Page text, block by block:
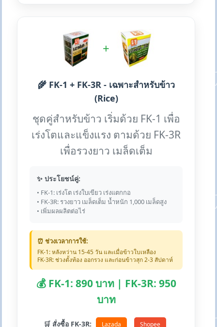
+
🌾 FK-1 + FK-3R - เฉพาะสำหรับข้าว
(Rice)
ชุดคู่สำหรับข้าว เริ่มด้วย FK-1 เพื่อ
เร่งโตและแข็งแรง ตามด้วย FK-3R
เพื่อรวงยาว เมล็ดเต็ม
✨ ประโยชน์คู่:
• FK-1: เร่งโต เร่งใบเขียว เร่งแตกกอ
• FK-3R: รวงยาว เมล็ดเต็ม น้ำหนัก 1,000 เมล็ดสูง
• เพิ่มผลผลิตต่อไร่
⏰ ช่วงเวลาการใช้:
FK-1: หลังหว่าน 15-45 วัน และเมื่อข้าวใบเหลือง
FK-3R: ช่วงตั้งท้อง ออกรวง และก่อนข้าวสุก 2-3 สัปดาห์
💰 FK-1: 890 บาท | FK-3R: 950
บาท
🛒 สั่งซื้อ FK-3R: Lazada Shopee